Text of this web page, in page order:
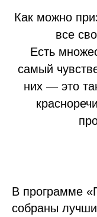
Как можно
все
Есть
самый
них — это
В программе
собраны